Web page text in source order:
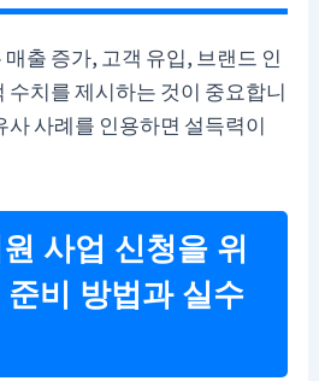
출 증가, 고객 유입, 브랜드 인
수치를 제시하는 것이 중요합니
사 사례를 인용하면 설득력이
사업 신청을 위
비 방법과 실수